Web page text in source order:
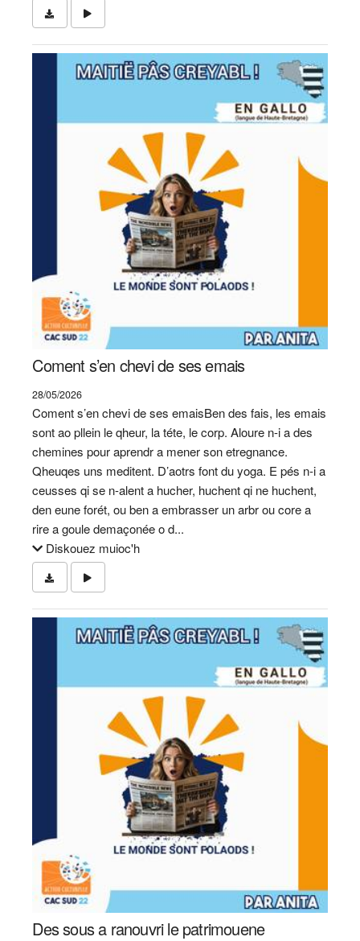
Coment s’en chevi de ses emais
28/05/2026
Coment s’en chevi de ses emaisBen des fais, les emais
sont ao pllein le qheur, la téte, le corp. Aloure n-i a des
chemines pour aprendr a mener son etregnance.
Qheuqes uns meditent. D’aotrs font du yoga. E pés n-i a
ceusses qi se n-alent a hucher, huchent qi ne huchent,
den eune forét, ou ben a embrasser un arbr ou core a
rire a goule demaçonée o d...
Diskouez muioc'h
Des sous a ranouvri le patrimouene